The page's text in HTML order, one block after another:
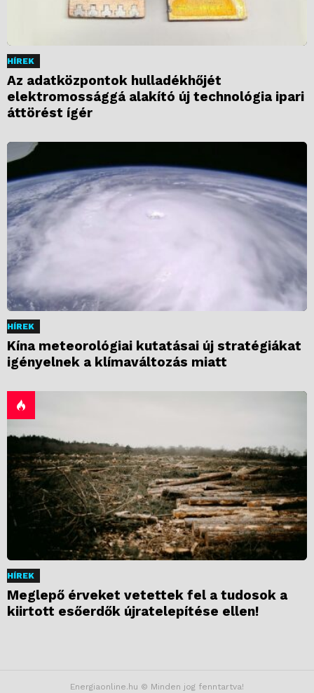
HÍREK
Az adatközpontok hulladékhőjét
elektromossággá alakító új technológia ipari
áttörést ígér
HÍREK
Kína meteorológiai kutatásai új stratégiákat
igényelnek a klímaváltozás miatt
HÍREK
Meglepő érveket vetettek fel a tudosok a
kiirtott esőerdők újratelepítése ellen!
Energiaonline.hu © Minden jog fenntartva!